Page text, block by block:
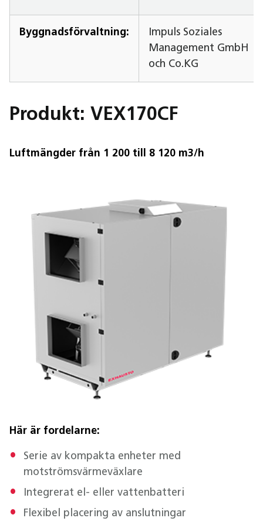
Byggnadsförvaltning:
Impuls Soziales
Management GmbH
och Co.KG
Produkt: VEX170CF
Luftmängder från 1 200 till 8 120 m3/h
Här är fordelarne:
Serie av kompakta enheter med
motströmsvärmeväxlare
Integrerat el- eller vattenbatteri
Flexibel placering av anslutningar